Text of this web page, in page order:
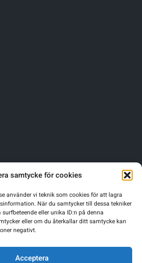
samtycke för cookies
använder vi teknik som cookies för att lagra
När du samtycker till dessa tekniker
eller unika ID:n på denna
eller om du återkallar ditt samtycke kan
negativt.
Acceptera